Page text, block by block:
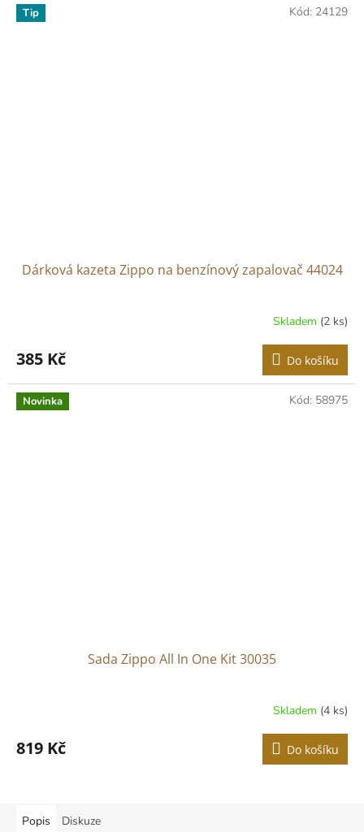
Tip
Dárková kazeta Zippo na benzínový zapalovač 44024
Skladem (2 ks)
385 Kč Do košíku
Kód: 24129
Novinka
Sada Zippo All In One Kit 30035
Skladem (4 ks)
819 Kč Do košíku
Kód: 58975
Popis Diskuze